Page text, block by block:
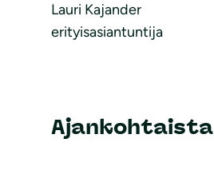
Lauri Kajander
erityisasiantuntija
Ajankohtaista